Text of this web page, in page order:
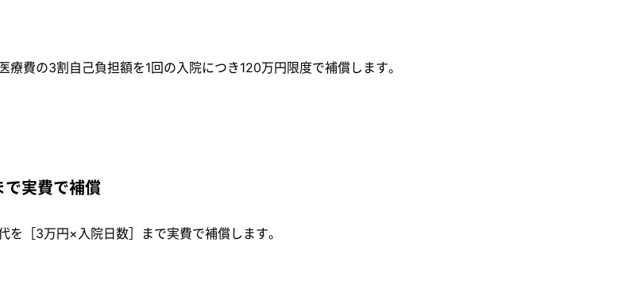
費の3割自己負担額を1回の入院につき120万円限度で補償します。
実費で補償
［3万円×入院日数］まで実費で補償します。